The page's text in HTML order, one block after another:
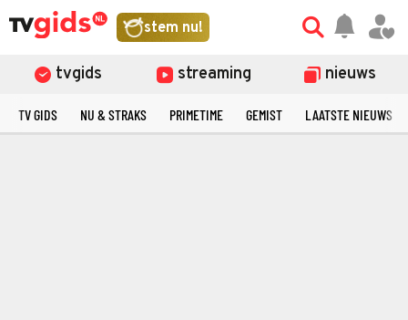
stem nu!
tvgids streaming nieuws
TV GIDS NU & STRAKS PRIMETIME GEMIST LAATSTE NIEUWS